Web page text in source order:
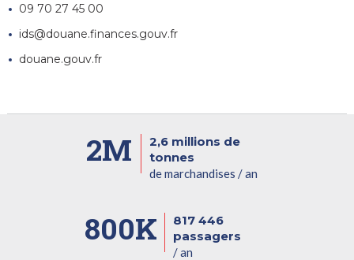
09 70 27 45 00
ids@douane.finances.gouv.fr
douane.gouv.fr
2M
2,6 millions de
tonnes
de marchandises / an
800K
817 446
passagers
/ an